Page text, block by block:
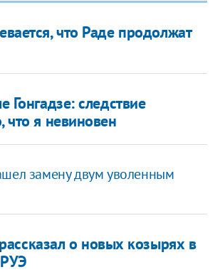
что Раде продолжат
Гонгадзе: следствие
что я невиновен
замену двум уволенным
о новых козырях в